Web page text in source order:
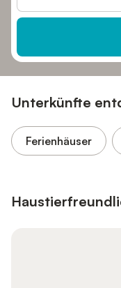
Unterkünfte
Ferienhäuser